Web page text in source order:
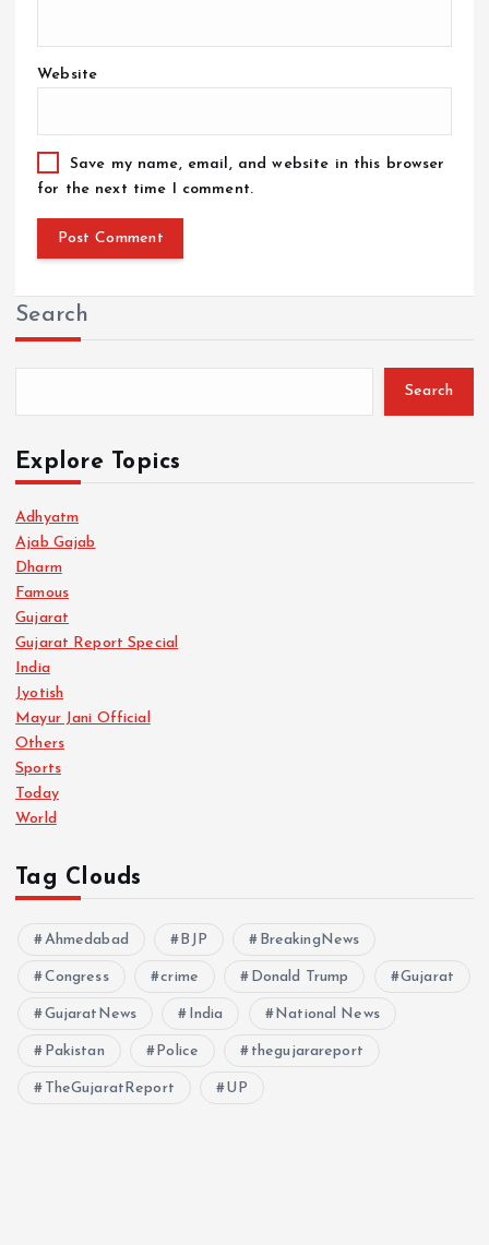
Website
Save my name, email, and website in this browser
for the next time I comment.
Search
Search
Explore Topics
Adhyatm
Ajab Gajab
Dharm
Famous
Gujarat
Gujarat Report Special
India
Jyotish
Mayur Jani Official
Others
Sports
Today
World
Tag Clouds
Ahmedabad BJP BreakingNews
Congress crime Donald Trump Gujarat
GujaratNews India National News
Pakistan Police thegujarareport
TheGujaratReport UP